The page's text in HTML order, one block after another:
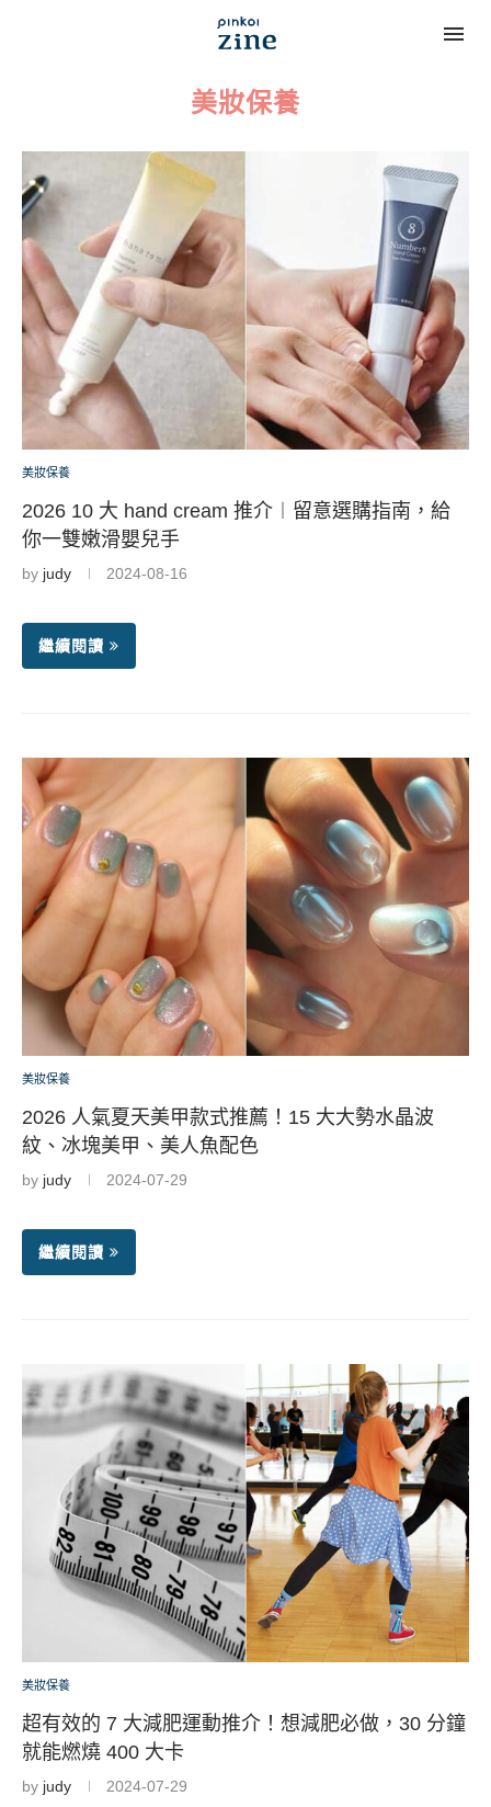
美妝保養
美妝保養
2026 10 大 hand cream 推介︱留意選購指南，給
你一雙嫩滑嬰兒手
by judy 2024-08-16
繼續閱讀
美妝保養
2026 人氣夏天美甲款式推薦！15 大大勢水晶波
紋、冰塊美甲、美人魚配色
by judy 2024-07-29
繼續閱讀
美妝保養
超有效的 7 大減肥運動推介！想減肥必做，30 分鐘
就能燃燒 400 大卡
by judy 2024-07-29